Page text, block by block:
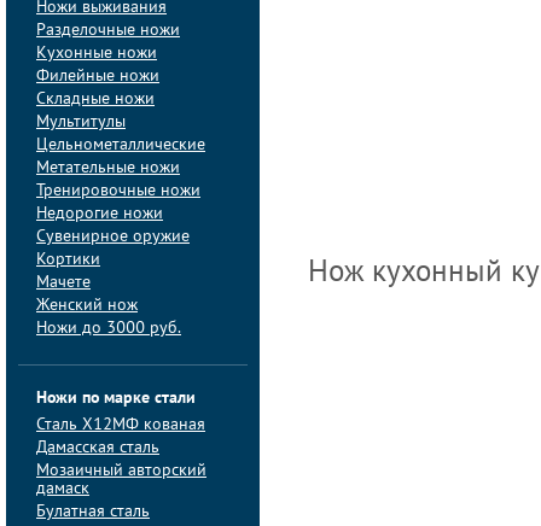
Ножи выживания
Разделочные ножи
Кухонные ножи
Филейные ножи
Складные ножи
Мультитулы
Цельнометаллические
Метательные ножи
Тренировочные ножи
Недорогие ножи
Сувенирное оружие
Кортики
Мачете
Женский нож
Ножи до 3000 руб.
Ножи по марке стали
Сталь Х12МФ кованая
Дамасская сталь
Мозаичный авторский
дамаск
Булатная сталь
Нож кухонный